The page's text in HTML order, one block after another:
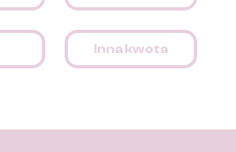
Inna kwota